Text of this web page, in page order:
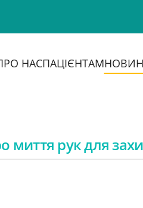
НАСПАЦІЄНТАМ
рук для